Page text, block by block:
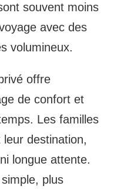
souvent moins
avec des
volumineux.
offre
de confort et
Les familles
destination,
longue attente.
plus